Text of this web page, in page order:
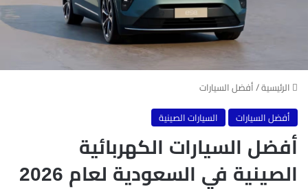
الرئيسية/أفضل السيارات
أفضل السيارات
السيارات الصينية
أفضل السيارات الكهربائية
الصينية في السعودية لعام 2026